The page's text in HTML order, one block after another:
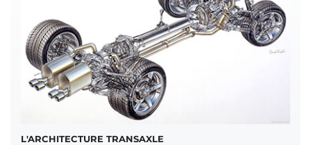
L'ARCHITECTURE TRANSAXLE